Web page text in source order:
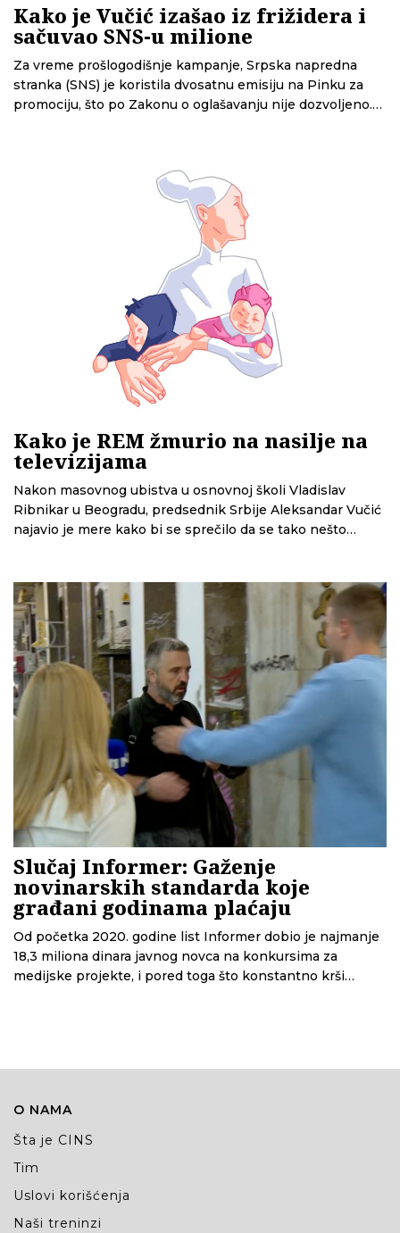
Kako je Vučić izašao iz frižidera i
sačuvao SNS-u milione
Za vreme prošlogodišnje kampanje, Srpska napredna
stranka (SNS) je koristila dvosatnu emisiju na Pinku za
promociju, što po Zakonu o oglašavanju nije dozvoljeno.
Kako je REM žmurio na nasilje na
televizijama
Nakon masovnog ubistva u osnovnoj školi Vladislav
Ribnikar u Beogradu, predsednik Srbije Aleksandar Vučić
najavio je mere kako bi se sprečilo da se tako nešto
Ipak, dosadašnja praksa pokazuje da nije najveći problem
u kaznama, nego u tome što se televizijama gleda kroz
prste.
Slučaj Informer: Gaženje
novinarskih standarda koje
građani godinama plaćaju
Od početka 2020. godine list Informer dobio je najmanje
18,3 miliona dinara javnog novca na konkursima za
medijske projekte, i pored toga što konstantno krši
O NAMA
Šta je CINS
Tim
Uslovi korišćenja
Naši treninzi